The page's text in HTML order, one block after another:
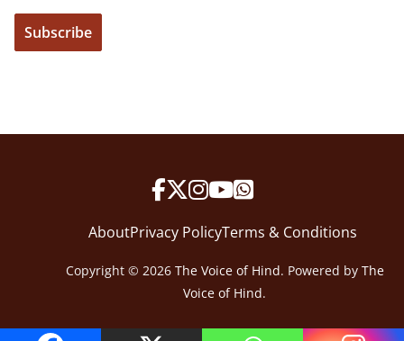
AboutPrivacy PolicyTerms & Conditions
Copyright © 2026 The Voice of Hind. Powered by The
Voice of Hind.